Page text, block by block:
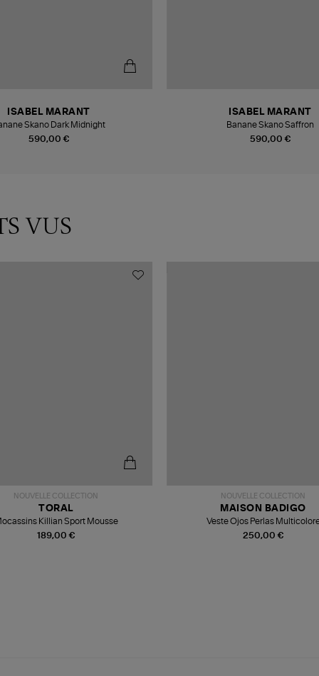
590,00 €
ISABEL MARANT
Skano Dark Midnight
590,00 €
ISABEL MARANT
Banane Skano Saffron
VUS
NOUVELLE COLLECTION
189,00 €
TORAL
Killian Sport Mousse
NOUVELLE COLLECTION
250,00 €
MAISON BADIGO
Veste Ojos Perlas